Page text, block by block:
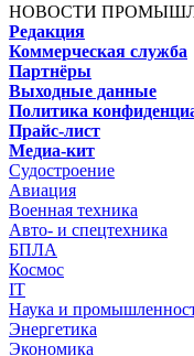
НОВОСТИ
Редакция
Коммерческая служба
Партнёры
Выходные данные
Политика
Прайс-лист
Медиа-кит
Судостроение
Авиация
Военная техника
Авто- и спецтехника
БПЛА
Космос
IT
Наука и
Энергетика
Экономика